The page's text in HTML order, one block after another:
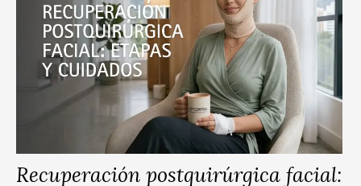
Recuperación postquirúrgica facial: